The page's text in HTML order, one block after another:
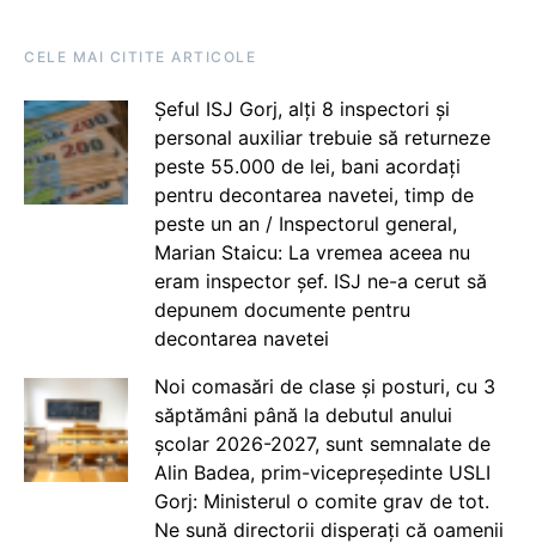
CELE MAI CITITE ARTICOLE
Șeful ISJ Gorj, alți 8 inspectori și
personal auxiliar trebuie să returneze
peste 55.000 de lei, bani acordați
pentru decontarea navetei, timp de
peste un an / Inspectorul general,
Marian Staicu: La vremea aceea nu
eram inspector șef. ISJ ne-a cerut să
depunem documente pentru
decontarea navetei
Noi comasări de clase și posturi, cu 3
săptămâni până la debutul anului
școlar 2026-2027, sunt semnalate de
Alin Badea, prim-vicepreședinte USLI
Gorj: Ministerul o comite grav de tot.
Ne sună directorii disperați că oamenii